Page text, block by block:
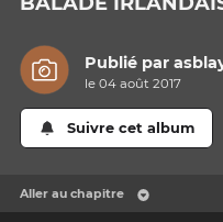
Publié par
le 04 août 2017
Suivre cet album
Aller au chapitre